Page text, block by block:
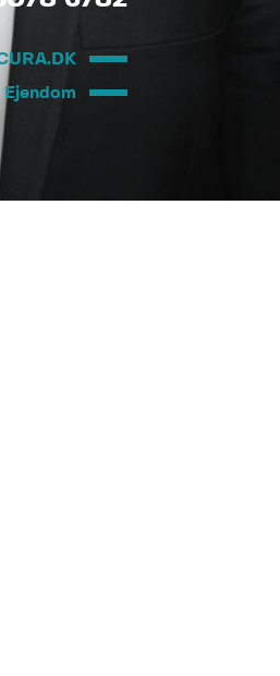
Ejendom